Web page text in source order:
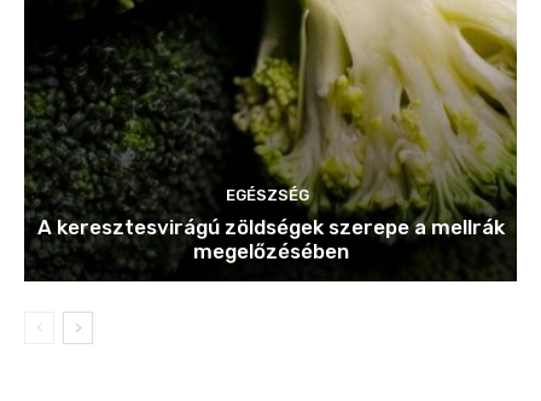
EGÉSZSÉG
A keresztesvirágú zöldségek szerepe a mellrák
megelőzésében